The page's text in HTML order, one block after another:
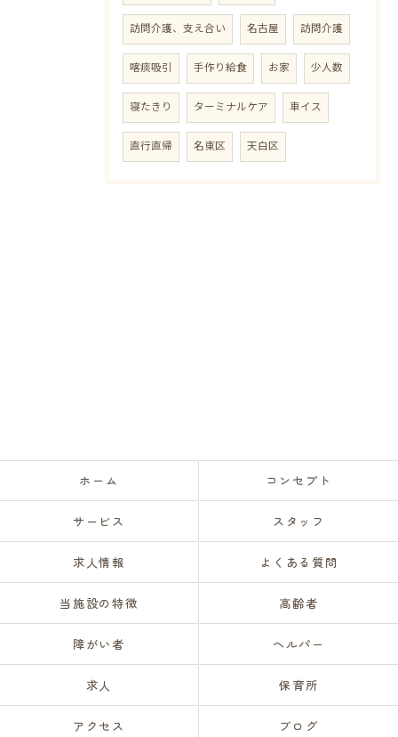
訪問介護、支え合い 名古屋 訪問介護
喀痰吸引 手作り給食 お家 少人数
寝たきり ターミナルケア 車イス
直行直帰 名東区 天白区
ホーム コンセプト
サービス スタッフ
求人情報 よくある質問
当施設の特徴 高齢者
障がい者 ヘルパー
求人 保育所
アクセス ブログ